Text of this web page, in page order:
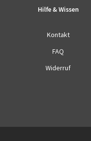
Hilfe & Wissen
Kontakt
FAQ
Widerruf